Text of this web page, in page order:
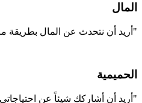
المال
"أريد أن نتحدث عن المال بطريقة
الحميمية
"أريد أن أشاركك شيئاً عن